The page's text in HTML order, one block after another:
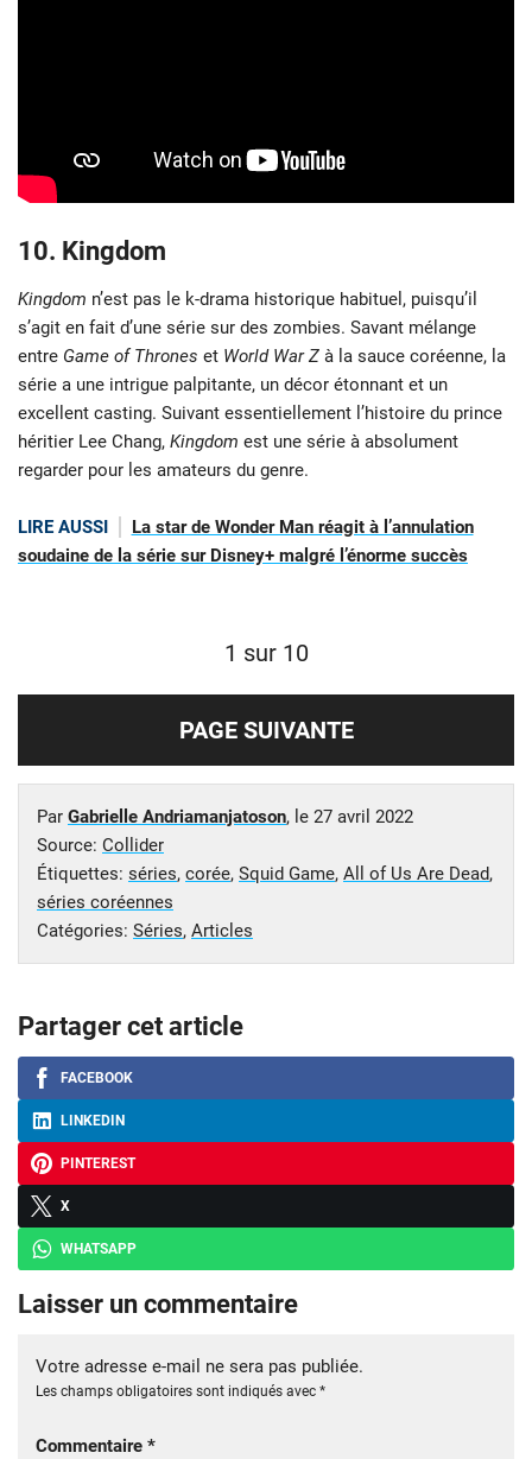
10. Kingdom
Kingdom n’est pas le k-drama historique habituel, puisqu’il
s’agit en fait d’une série sur des zombies. Savant mélange
entre Game of Thrones et World War Z à la sauce coréenne, la
série a une intrigue palpitante, un décor étonnant et un
excellent casting. Suivant essentiellement l’histoire du prince
héritier Lee Chang, Kingdom est une série à absolument
regarder pour les amateurs du genre.
LIRE AUSSI
La star de Wonder Man réagit à l’annulation
soudaine de la série sur Disney+ malgré l’énorme succès
1 sur 10
PAGE SUIVANTE
Par Gabrielle Andriamanjatoson, le 27 avril 2022
Source: Collider
Étiquettes: séries, corée, Squid Game, All of Us Are Dead,
séries coréennes
Catégories: Séries, Articles
Partager cet article
FACEBOOK
LINKEDIN
PINTEREST
X
WHATSAPP
Laisser un commentaire
Votre adresse e-mail ne sera pas publiée.
Les champs obligatoires sont indiqués avec *
Commentaire *